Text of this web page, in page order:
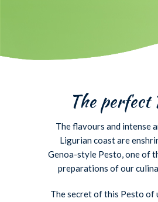
The perfect
The flavours and intense
Ligurian coast are
Genoa-style Pesto, one of
preparations of our
The secret of this Pesto of